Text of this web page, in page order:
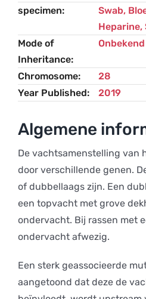
specimen
Swab,
Heparine,
Mode of
Inheritance
Onbekend
Chromosome
28
Year Published
2019
Algemene
De vachtsamenstelling van
door verschillende genen.
of dubbellaags zijn. Een
een topvacht met grove
ondervacht. Bij rassen met
ondervacht afwezig.
Een sterk geassocieerde
aangetoond dat deze de